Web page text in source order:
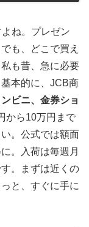
ね。プレゼン
も、どこで買え
も昔、急に必要
本的に、JCB商
ビニ、金券ショ
から10万円まで
。公式では額面
。入荷は毎週月
。まずは近くの
と、すぐに手に